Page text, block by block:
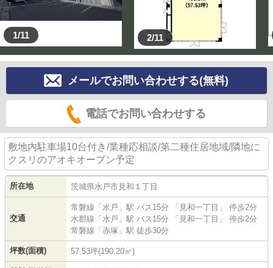
1/11 2/11
メールでお問い合わせする(無料)
電話でお問い合わせする
敷地内駐車場10台付き/業種応相談/第二種住居地域/隣地に
クスリのアオキオープン予定
所在地 茨城県水戸市見和 １丁目
交通
常磐線 「 水戸 」駅 バス15分 「見和一丁目」 停歩2分
水郡線 「 水戸 」駅 バス15分 「見和一丁目」 停歩2分
常磐線 「 赤塚 」駅 徒歩30分
坪数(面積) 57.53坪(190.20㎡)